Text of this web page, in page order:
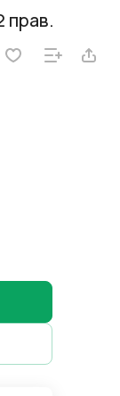
прав.